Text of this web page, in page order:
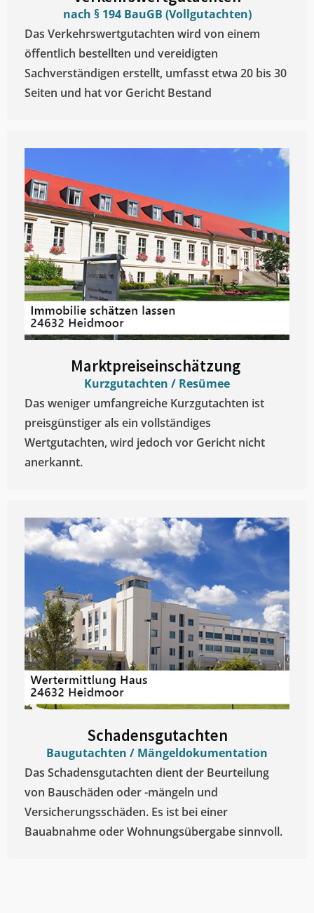
nach § 194 BauGB (Vollgutachten)
Das Verkehrswertgutachten wird von einem
öffentlich bestellten und vereidigten
Sachverständigen erstellt, umfasst etwa 20 bis 30
Seiten und hat vor Gericht Bestand
Marktpreiseinschätzung ​
Kurzgutachten / Resümee
Das weniger umfangreiche Kurzgutachten ist
preisgünstiger als ein vollständiges
Wertgutachten, wird jedoch vor Gericht nicht
anerkannt.
Schadensgutachten
Baugutachten / Mängeldokumentation
Das Schadensgutachten dient der Beurteilung
von Bauschäden oder -mängeln und
Versicherungsschäden. Es ist bei einer
Bauabnahme oder Wohnungsübergabe sinnvoll.